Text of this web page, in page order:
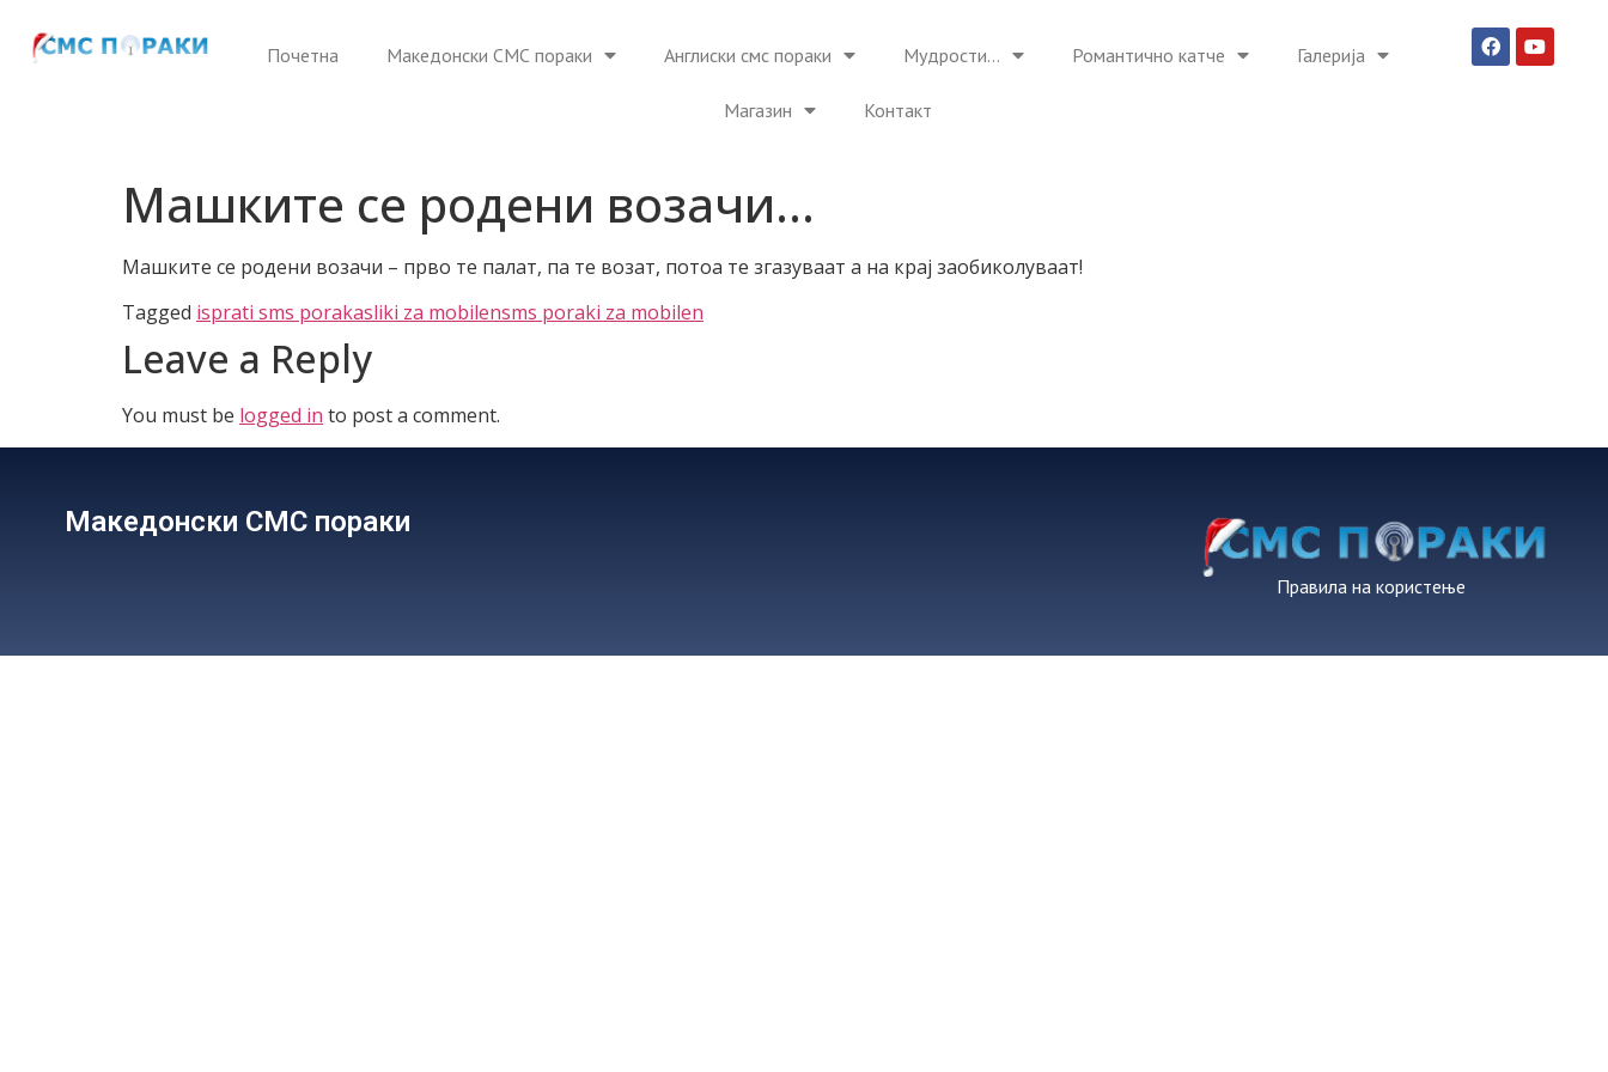
Почетна Македонски СМС пораки Англиски смс пораки Мудрости… Романтично катче Галерија
Магазин Контакт
Машките се родени возачи…
Машките се родени возачи – прво те палат, па те возат, потоа те згазуваат а на крај заобиколуваат!
Tagged isprati sms porakasliki za mobilensms poraki za mobilen
Leave a Reply
You must be logged in to post a comment.
Македонски СМС пораки
Правила на користење